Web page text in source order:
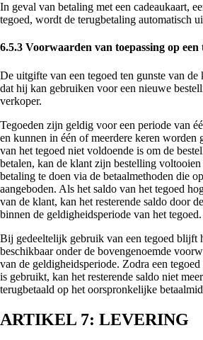
In geval van betaling met een cadeaukaart,
tegoed, wordt de terugbetaling automatisch
6.5.3 Voorwaarden van toepassing op een
De uitgifte van een tegoed ten gunste van de
dat hij kan gebruiken voor een nieuwe
verkoper.
Tegoeden zijn geldig voor een periode van
en kunnen in één of meerdere keren worden
van het tegoed niet voldoende is om de
betalen, kan de klant zijn bestelling
betaling te doen via de betaalmethoden die
aangeboden. Als het saldo van het tegoed
van de klant, kan het resterende saldo door
binnen de geldigheidsperiode van het tegoed.
Bij gedeeltelijk gebruik van een tegoed blijft
beschikbaar onder de bovengenoemde
van de geldigheidsperiode. Zodra een
is gebruikt, kan het resterende saldo niet
terugbetaald op het oorspronkelijke
ARTIKEL 7: LEVERING